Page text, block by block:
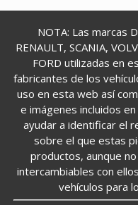
NOTA: Las marcas
RENAULT, SCANIA,
FORD utilizadas en
fabricantes de los
uso en esta web así
e imágenes incluidos
ayudar a identificar el
sobre el que estas
productos, aunque
intercambiables con
vehículos para